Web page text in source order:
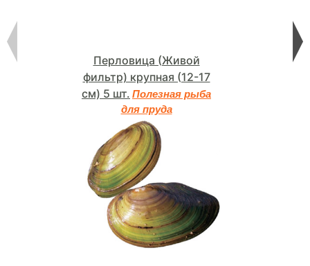
Перловица (Живой
фильтр) крупная (12-17
см) 5 шт. Полезная рыба
для пруда